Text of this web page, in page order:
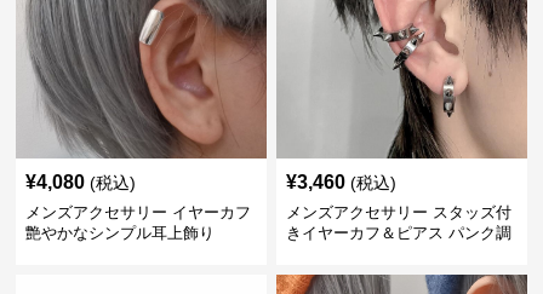
¥4,080 (税込)
メンズアクセサリー イヤーカフ
艶やかなシンプル耳上飾り
¥3,460 (税込)
メンズアクセサリー スタッズ付
きイヤーカフ＆ピアス パンク調